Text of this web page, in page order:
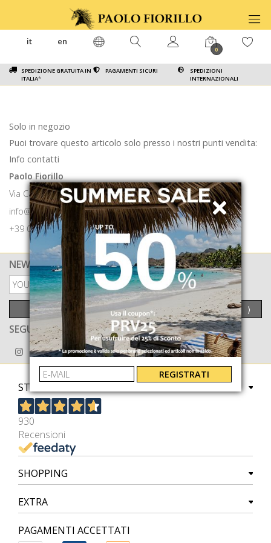
SPEDIZIONE GRATUITA IN
ITALIA*
PAGAMENTI SICURI
SPEDIZIONI
INTERNAZIONALI
it en
0
Solo in negozio
Puoi trovare questo articolo solo presso i nostri punti vendita:
Info contatti
Paolo Fiorillo
Via Calabritto 9 80121 Napoli
info@paolofiorillo.com
+39 081 1857 6024
NEWSLETTER
PRIVACY POLICY
INVIA ⟩
SEGUICI ANCHE SU
STORE
930
Recensioni
SHOPPING
EXTRA
PAGAMENTI ACCETTATI
REGISTRATI